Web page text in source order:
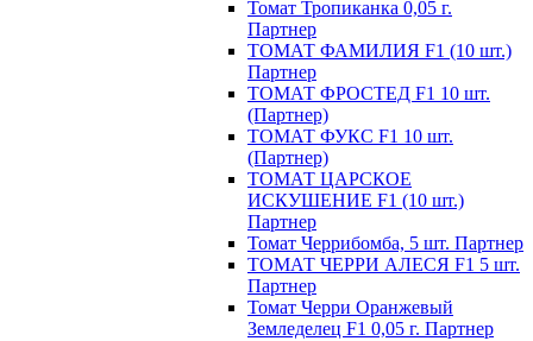
Томат Тропиканка 0,05 г.
Партнер
ТОМАТ ФАМИЛИЯ F1 (10 шт.)
Партнер
ТОМАТ ФРОСТЕД F1 10 шт.
(Партнер)
ТОМАТ ФУКС F1 10 шт.
(Партнер)
ТОМАТ ЦАРСКОЕ
ИСКУШЕНИЕ F1 (10 шт.)
Партнер
Томат Черрибомба, 5 шт. Партнер
ТОМАТ ЧЕРРИ АЛЕСЯ F1 5 шт.
Партнер
Томат Черри Оранжевый
Земледелец F1 0,05 г. Партнер